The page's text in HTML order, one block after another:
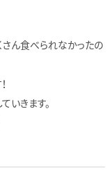
さん食べられなかったの
いきます。